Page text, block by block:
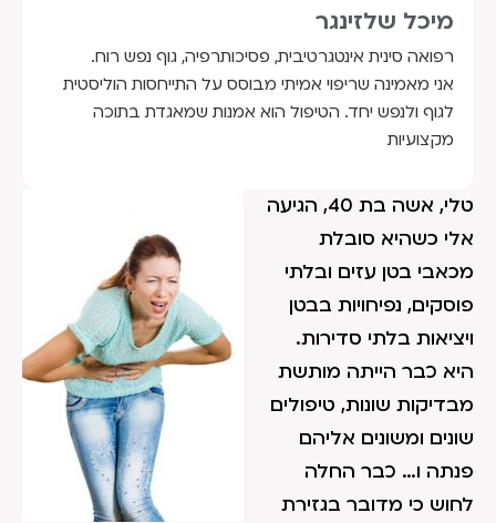
מיכל שלזינגר
רפואה סינית אינטגרטיבית, פסיכותרפיה, גוף נפש רוח.
אני מאמינה שריפוי אמיתי מבוסס על התייחסות הוליסטית
לגוף ולנפש יחד. הטיפול הוא אמנות שמאגדת בתוכה
מקצועיות
טלי, אשה בת 40, הגיעה
אלי כשהיא סובלת
מכאבי בטן עזים ובלתי
פוסקים, נפיחויות בבטן
ויציאות בלתי סדירות.
היא כבר הייתה מותשת
מבדיקות שונות, טיפולים
שונים ומשונים אליהם
פנתה ו… כבר החלה
לחוש כי מדובר בגזירת